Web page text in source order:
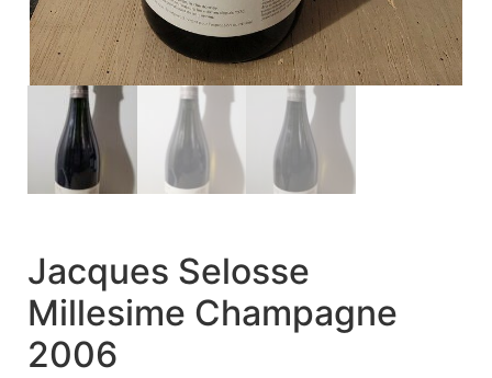
Jacques Selosse
Millesime Champagne
2006